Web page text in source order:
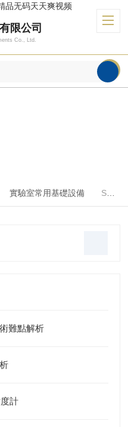
品无码天天爽视频
限公司
Co., Ltd.
實驗室常用基礎設備 Spex研磨儀
難點解析
計